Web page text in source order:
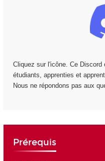
Cliquez sur l'icône. Ce Discord
étudiants, apprenties et
Nous ne répondons pas aux
Prérequis